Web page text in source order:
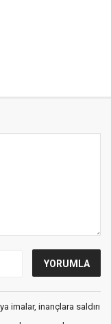
imalar, inançlara saldırı